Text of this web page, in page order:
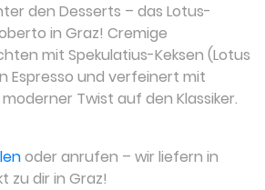
den Desserts – das Lotus-
in Graz! Cremige
mit Spekulatius-Keksen (Lotus
Espresso und verfeinert mit
Twist auf den Klassiker.
oder anrufen – wir liefern in
zu dir in Graz!